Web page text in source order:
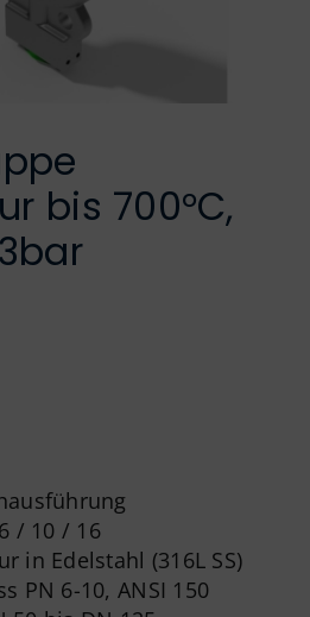
bis 700°C,
/ 10 / 16
in Edelstahl (316L SS)
PN 6-10, ANSI 150